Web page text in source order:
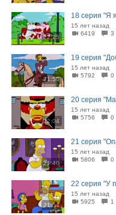
22:25
18 серия "Я
15 лет назад
6419
3
21:56
19 серия
15 лет назад
5792
0
22:04
20 серия
15 лет назад
5756
0
21:40
21 серия
15 лет назад
5806
0
21:54
22 серия "У
15 лет назад
5925
1